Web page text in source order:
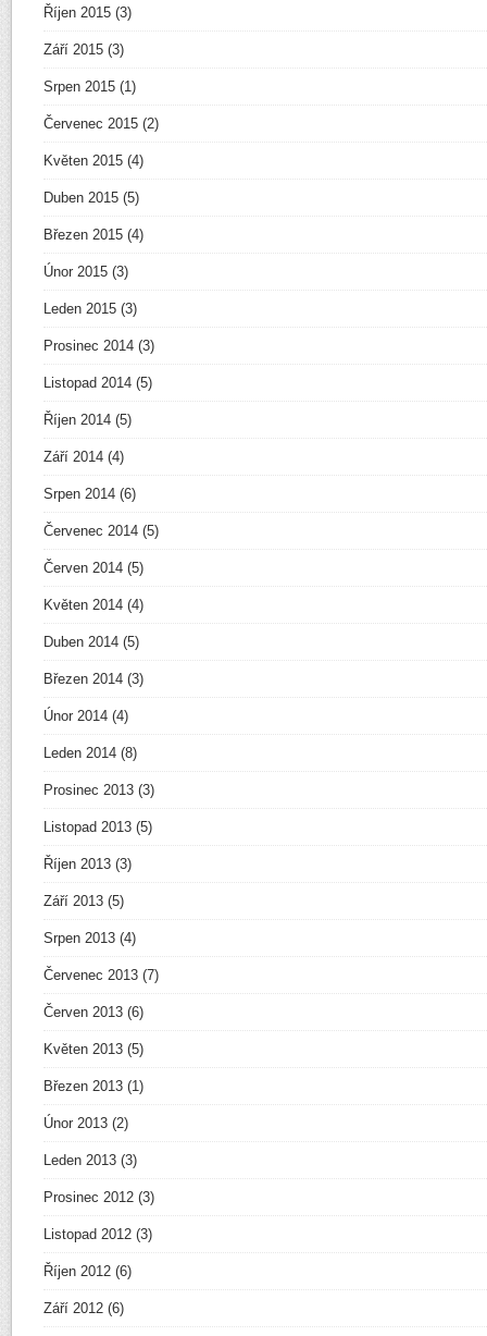
Říjen 2015 (3)
Září 2015 (3)
Srpen 2015 (1)
Červenec 2015 (2)
Květen 2015 (4)
Duben 2015 (5)
Březen 2015 (4)
Únor 2015 (3)
Leden 2015 (3)
Prosinec 2014 (3)
Listopad 2014 (5)
Říjen 2014 (5)
Září 2014 (4)
Srpen 2014 (6)
Červenec 2014 (5)
Červen 2014 (5)
Květen 2014 (4)
Duben 2014 (5)
Březen 2014 (3)
Únor 2014 (4)
Leden 2014 (8)
Prosinec 2013 (3)
Listopad 2013 (5)
Říjen 2013 (3)
Září 2013 (5)
Srpen 2013 (4)
Červenec 2013 (7)
Červen 2013 (6)
Květen 2013 (5)
Březen 2013 (1)
Únor 2013 (2)
Leden 2013 (3)
Prosinec 2012 (3)
Listopad 2012 (3)
Říjen 2012 (6)
Září 2012 (6)